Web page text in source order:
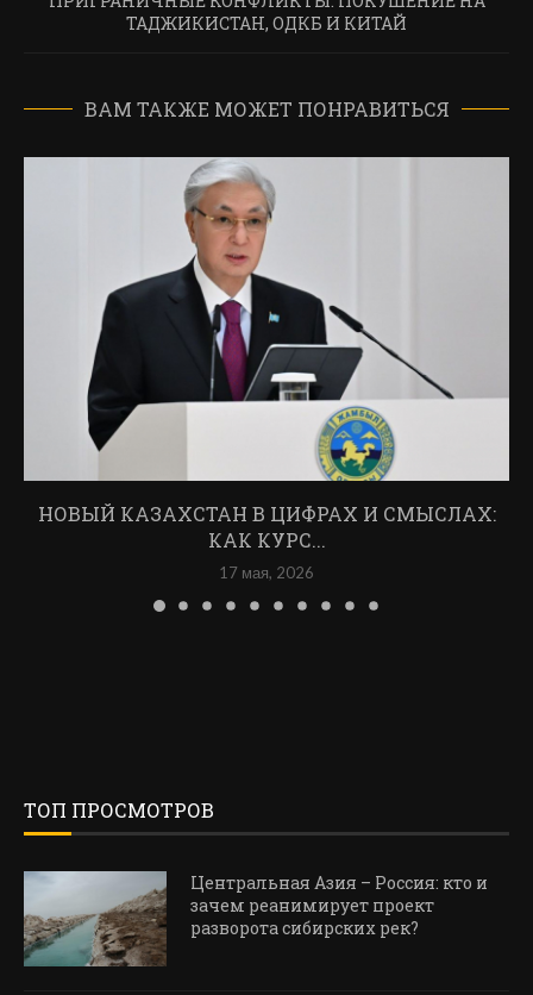
ТАДЖИКИСТАН, ОДКБ И КИТАЙ
ВАМ ТАКЖЕ МОЖЕТ ПОНРАВИТЬСЯ
НОВЫЙ КАЗАХСТАН В ЦИФРАХ И СМЫСЛАХ:
КАК КУРС...
17 мая, 2026
ТОП ПРОСМОТРОВ
Центральная Азия – Россия: кто и
зачем реанимирует проект
разворота сибирских рек?